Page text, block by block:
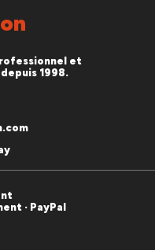
et
1998.
· PayPal